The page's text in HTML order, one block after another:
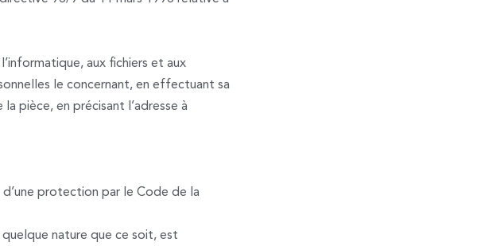
aux fichiers et aux
le concernant, en effectuant sa
pièce, en précisant l’adresse à
protection par le Code de la
nature que ce soit, est